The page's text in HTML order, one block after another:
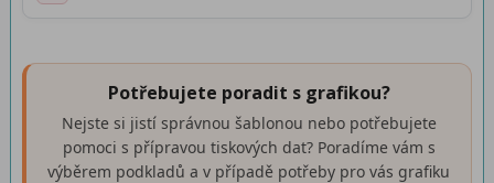
Potřebujete poradit s grafikou?
Nejste si jistí správnou šablonou nebo potřebujete
pomoci s přípravou tiskových dat? Poradíme vám s
výběrem podkladů a v případě potřeby pro vás grafiku